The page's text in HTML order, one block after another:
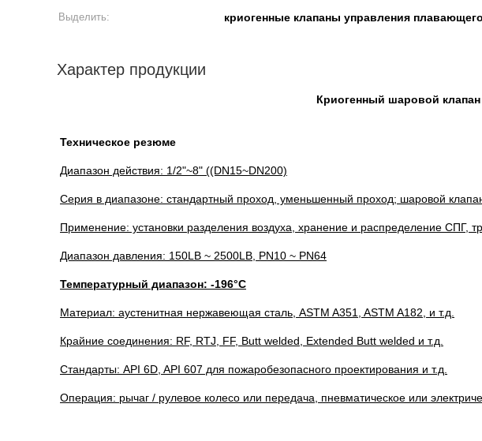
Выделить:
криогенные клапаны управления
Характер продукции
Криогенный шаровой
Техническое резюме
Диапазон действия: 1/2"~8" ((DN15~DN200)
Серия в диапазоне: стандартный проход, уменьшенный проход; шаровой
Применение: установки разделения воздуха, хранение и распределение СПГ,
Диапазон давления: 150LB ~ 2500LB, PN10 ~ PN64
Температурный диапазон: -196°C
Материал: аустенитная нержавеющая сталь, ASTM A351, ASTM A182, и т.д.
Крайние соединения: RF, RTJ, FF, Butt welded, Extended Butt welded и т.д.
Стандарты: API 6D, API 607 для пожаробезопасного проектирования и т.д.
Операция: рычаг / рулевое колесо или передача, пневматическое или